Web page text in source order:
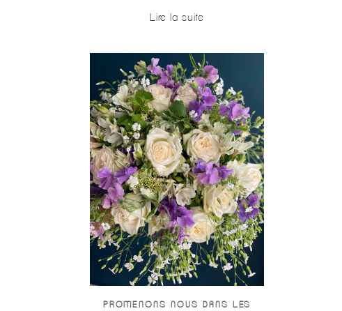
Lire la suite
PROMENONS NOUS DANS LES